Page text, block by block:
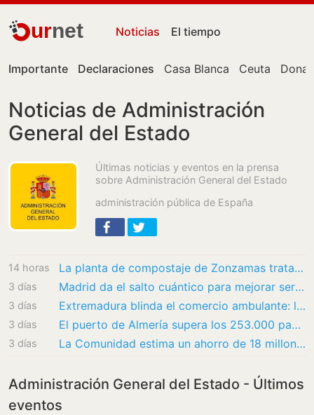
urnet Noticias El tiempo
Importante Declaraciones Casa Blanca Ceuta
Noticias de Administración
General del Estado
Últimas noticias y eventos en la prensa
sobre Administración General del Estado
administración pública de España
14 horas La planta de compostaje de Zonzamas tratará 4.375 toneladas anuales de biorresiduos
3 días Madrid da el salto cuántico para mejorar servicios
3 días Extremadura blinda el comercio ambulante: las licencias municipales se amplían a 15 años
3 días El puerto de Almería supera los 253.000 pasajeros y los 64.000 vehículos embarcados…
3 días La Comunidad estima un ahorro de 18 millones para ciudadanos y empresas con la…
Administración General del Estado - Últimos
eventos